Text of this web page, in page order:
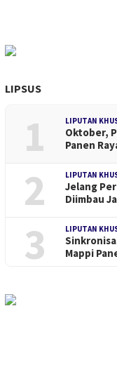
LIPSUS
1 LIPUTAN
Oktober,
Panen
2 LIPUTAN
Jelang
Diimbau
3 LIPUTAN
Mappi